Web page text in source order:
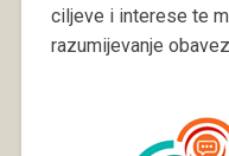
ciljeve i interese te
razumijevanje